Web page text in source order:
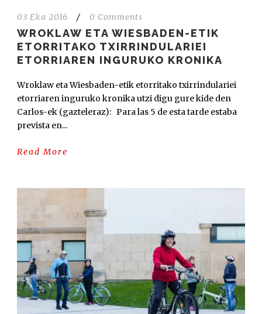
03 Eka 2016 / 0 Comments
WROKLAW ETA WIESBADEN-ETIK
ETORRITAKO TXIRRINDULARIEI
ETORRIAREN INGURUKO KRONIKA
Wroklaw eta Wiesbaden-etik etorritako txirrindulariei
etorriaren inguruko kronika utzi digu gure kide den
Carlos-ek (gazteleraz): Para las 5 de esta tarde estaba
prevista en...
Read More